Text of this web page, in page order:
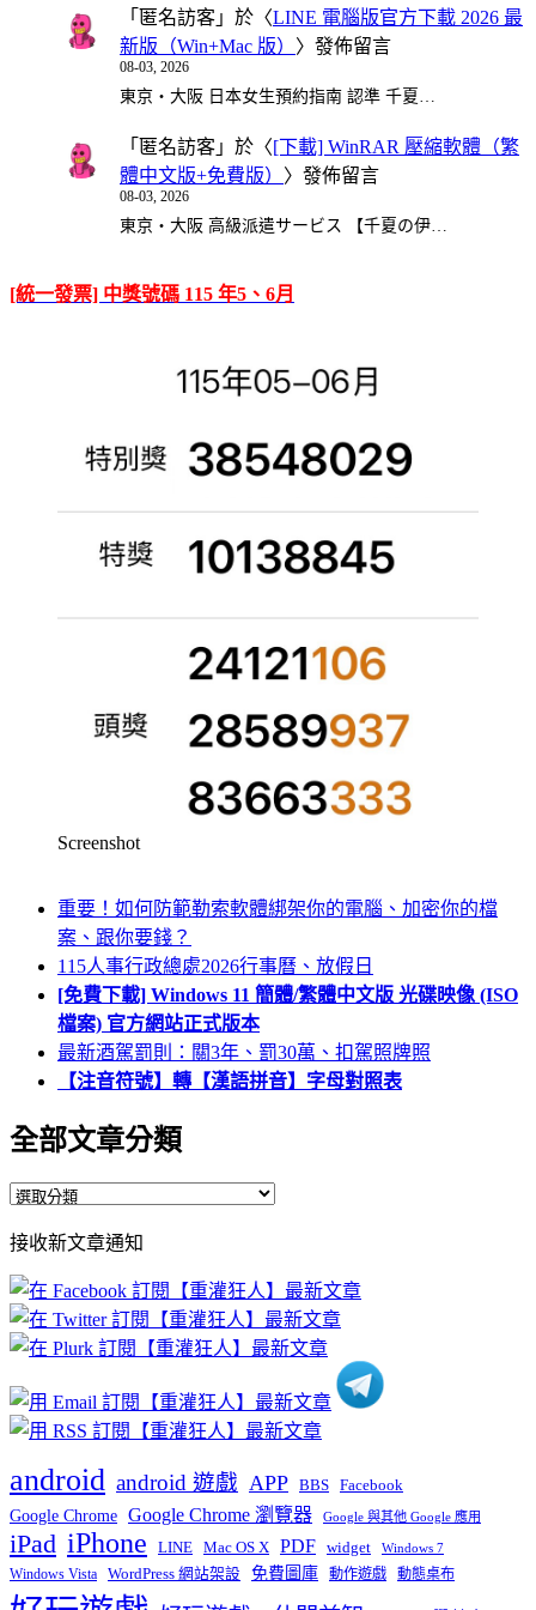
「 匿名訪客 」於〈LINE 電腦版官方下載 2026 最
新版（Win+Mac 版） 〉發佈留言
08-03, 2026
東京・大阪 日本女生預約指南 認準 千夏…
「 匿名訪客 」於〈[下載] WinRAR 壓縮軟體（繁
體中文版+免費版） 〉發佈留言
08-03, 2026
東京・大阪 高級派遣サービス 【千夏の伊…
[統一發票] 中獎號碼 115 年5、6月
Screenshot
重要！如何防範勒索軟體綁架你的電腦、加密你的檔
案、跟你要錢？
115人事行政總處2026行事曆、放假日
[免費下載] Windows 11 簡體/繁體中文版 光碟映像 (ISO
檔案) 官方網站正式版本
最新酒駕罰則：關3年、罰30萬、扣駕照牌照
【注音符號】轉【漢語拼音】字母對照表
全部文章分類
全
文
章
分
類
接收新文章通知
android android 遊戲 APP BBS Facebook
Google Chrome Google Chrome 瀏覽器 Google 與其他 Google 應用
iPad iPhone LINE Mac OS X PDF widget Windows 7
Windows Vista WordPress 網站架設 免費圖庫 動作遊戲 動態桌布